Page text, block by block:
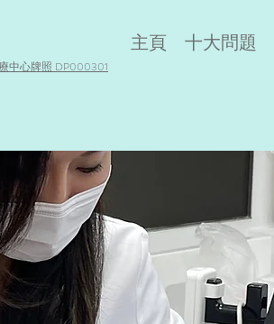
主頁 十大問題
中心牌照 DP000301